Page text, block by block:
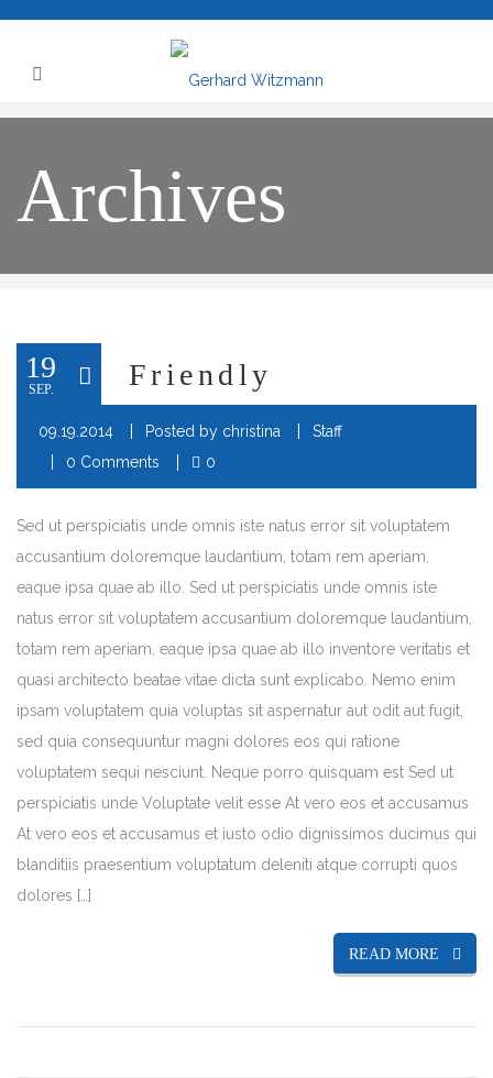
Archives
19
SEP. Friendly
09.19.2014 Posted by christina
Staff
0 Comments
0
Sed ut perspiciatis unde omnis iste natus error sit voluptatem
accusantium doloremque laudantium, totam rem aperiam,
eaque ipsa quae ab illo. Sed ut perspiciatis unde omnis iste
natus error sit voluptatem accusantium doloremque laudantium,
totam rem aperiam, eaque ipsa quae ab illo inventore veritatis et
quasi architecto beatae vitae dicta sunt explicabo. Nemo enim
ipsam voluptatem quia voluptas sit aspernatur aut odit aut fugit,
sed quia consequuntur magni dolores eos qui ratione
voluptatem sequi nesciunt. Neque porro quisquam est Sed ut
perspiciatis unde Voluptate velit esse At vero eos et accusamus
At vero eos et accusamus et iusto odio dignissimos ducimus qui
blanditiis praesentium voluptatum deleniti atque corrupti quos
dolores […]
READ MORE